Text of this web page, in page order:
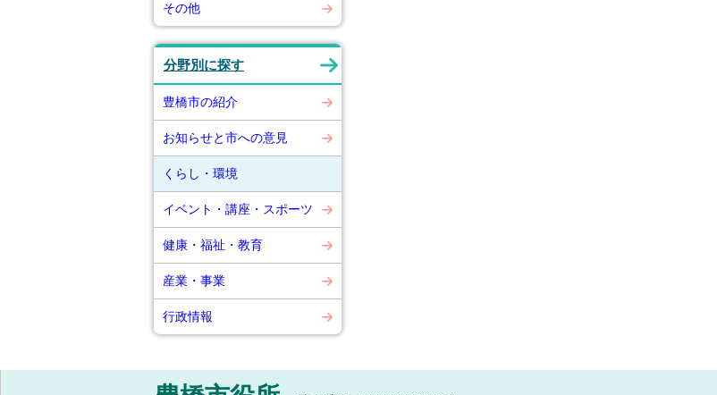
その他
分野別に探す
豊橋市の紹介
お知らせと市への意見
くらし・環境
イベント・講座・スポーツ
健康・福祉・教育
産業・事業
行政情報